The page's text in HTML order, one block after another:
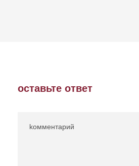
оставьте ответ